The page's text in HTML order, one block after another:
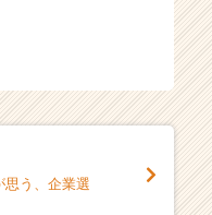
う、企業選